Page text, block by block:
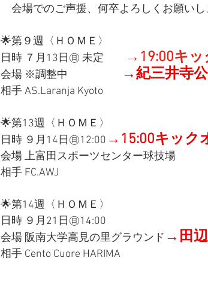
会場でのご声援、何卒よろしくお願いし
🌟第９週〈ＨＯＭＥ〉
日時 ７月13日㊐ 未定
→19:00キッ
会場 ※調整中 →紀三井寺
相手 AS.Laranja Kyoto
🌟第13週〈ＨＯＭＥ〉
日時 ９月14日㊐12:00 →15:00キック
会場 上富田スポーツセンター球技場
相手 FC.AWJ
🌟第14週〈ＨＯＭＥ〉
日時 ９月21日㊐14:00
会場 阪南大学高見の里グラウンド →田
相手 Cento Cuore HARIMA